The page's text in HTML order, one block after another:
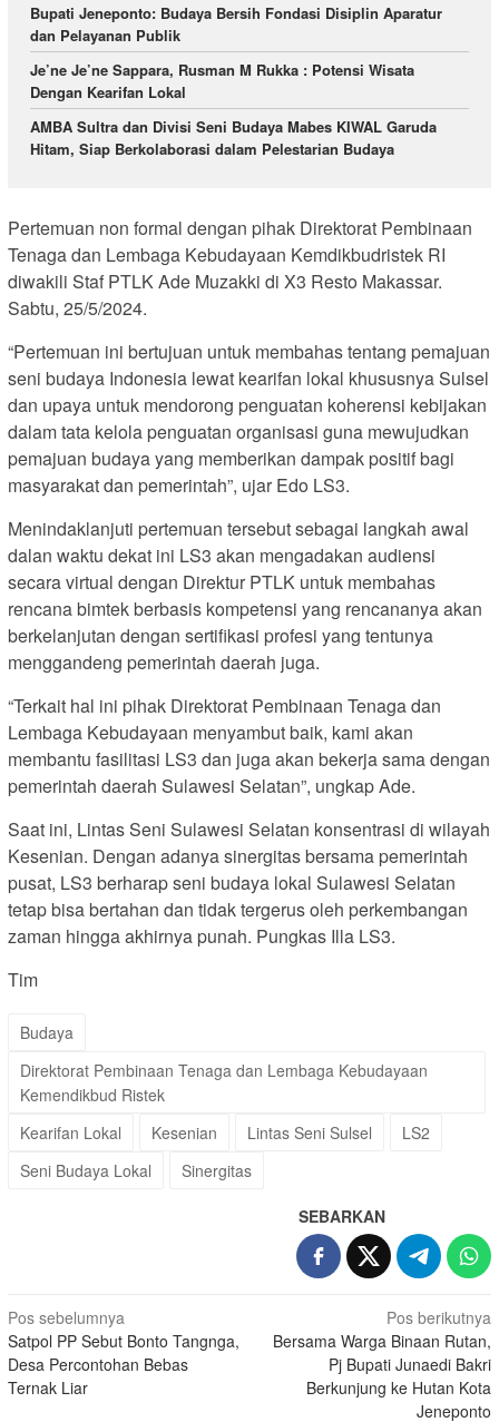
Bupati Jeneponto: Budaya Bersih Fondasi Disiplin Aparatur
dan Pelayanan Publik
Je’ne Je’ne Sappara, Rusman M Rukka : Potensi Wisata
Dengan Kearifan Lokal
AMBA Sultra dan Divisi Seni Budaya Mabes KIWAL Garuda
Hitam, Siap Berkolaborasi dalam Pelestarian Budaya
Pertemuan non formal dengan pihak Direktorat Pembinaan
Tenaga dan Lembaga Kebudayaan Kemdikbudristek RI
diwakili Staf PTLK Ade Muzakki di X3 Resto Makassar.
Sabtu, 25/5/2024.
“Pertemuan ini bertujuan untuk membahas tentang pemajuan
seni budaya Indonesia lewat kearifan lokal khususnya Sulsel
dan upaya untuk mendorong penguatan koherensi kebijakan
dalam tata kelola penguatan organisasi guna mewujudkan
pemajuan budaya yang memberikan dampak positif bagi
masyarakat dan pemerintah”, ujar Edo LS3.
Menindaklanjuti pertemuan tersebut sebagai langkah awal
dalan waktu dekat ini LS3 akan mengadakan audiensi
secara virtual dengan Direktur PTLK untuk membahas
rencana bimtek berbasis kompetensi yang rencananya akan
berkelanjutan dengan sertifikasi profesi yang tentunya
menggandeng pemerintah daerah juga.
“Terkait hal ini pihak Direktorat Pembinaan Tenaga dan
Lembaga Kebudayaan menyambut baik, kami akan
membantu fasilitasi LS3 dan juga akan bekerja sama dengan
pemerintah daerah Sulawesi Selatan”, ungkap Ade.
Saat ini, Lintas Seni Sulawesi Selatan konsentrasi di wilayah
Kesenian. Dengan adanya sinergitas bersama pemerintah
pusat, LS3 berharap seni budaya lokal Sulawesi Selatan
tetap bisa bertahan dan tidak tergerus oleh perkembangan
zaman hingga akhirnya punah. Pungkas Illa LS3.
Tim
Budaya
Direktorat Pembinaan Tenaga dan Lembaga Kebudayaan
Kemendikbud Ristek
Kearifan Lokal
Kesenian Lintas Seni Sulsel
LS2
Seni Budaya Lokal
Sinergitas
SEBARKAN
Navigasi
pos
Pos sebelumnya
Satpol PP Sebut Bonto Tangnga,
Desa Percontohan Bebas
Ternak Liar
Pos berikutnya
Bersama Warga Binaan Rutan,
Pj Bupati Junaedi Bakri
Berkunjung ke Hutan Kota
Jeneponto